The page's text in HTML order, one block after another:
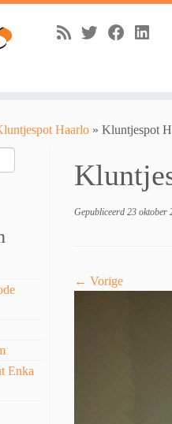
Haarlo » Kluntjespot
Enka
Gepubliceerd 23 oktober
← Vorige